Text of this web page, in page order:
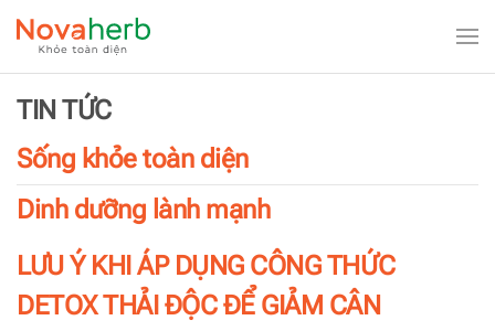
Skip to main content
TIN TỨC
Sống khỏe toàn diện
Dinh dưỡng lành mạnh
LƯU Ý KHI ÁP DỤNG CÔNG THỨC
DETOX THẢI ĐỘC ĐỂ GIẢM CÂN